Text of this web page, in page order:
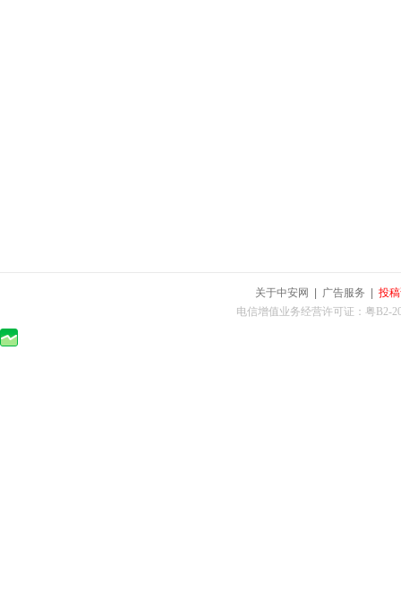
关于中安网 广告服务
投
电信增值业务经营许可证：粤